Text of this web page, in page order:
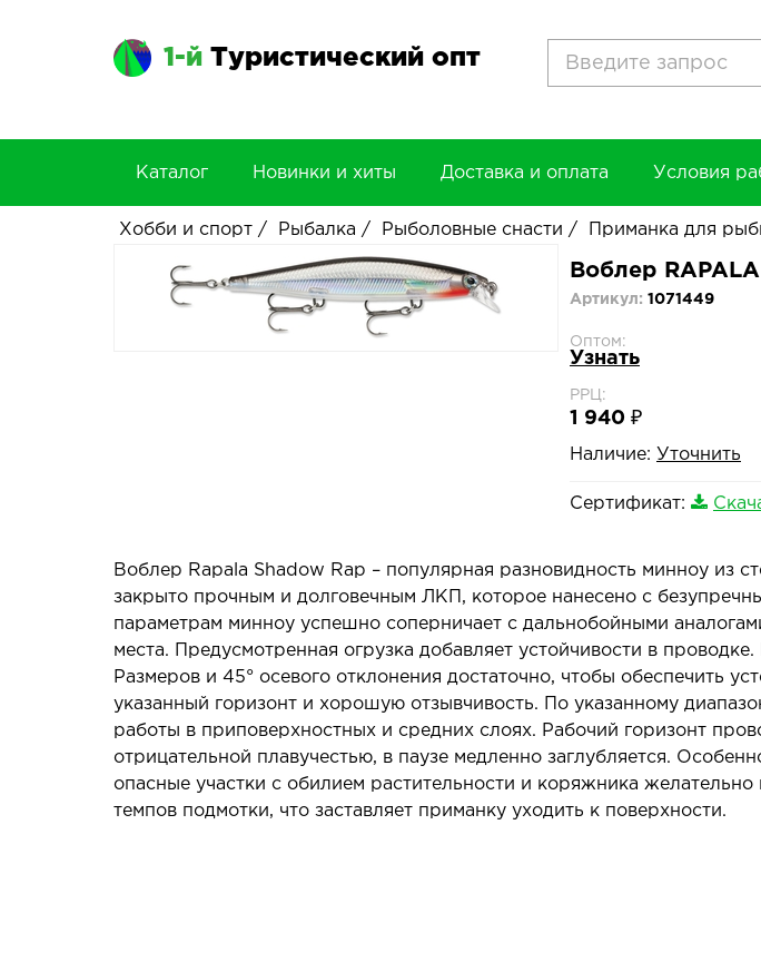
1-й Туристический опт
Каталог Новинки и хиты Доставка и оплата Условия
Хобби и спорт / Рыбалка / Рыболовные снасти / Приманка для
Воблер
Артикул: 1071449
Оптом:
Узнать
РРЦ:
1 940 ₽
Наличие: Уточнить
Сертификат:
Воблер Rapala Shadow Rap – популярная разновидность минноу из
закрыто прочным и долговечным ЛКП, которое нанесено с
параметрам минноу успешно соперничает с дальнобойными
места. Предусмотренная огрузка добавляет устойчивости в
Размеров и 45° осевого отклонения достаточно, чтобы обеспечить
указанный горизонт и хорошую отзывчивость. По указанному
работы в приповерхностных и средних слоях. Рабочий горизонт
отрицательной плавучестью, в паузе медленно заглубляется.
опасные участки с обилием растительности и коряжника
темпов подмотки, что заставляет приманку уходить к поверхности.